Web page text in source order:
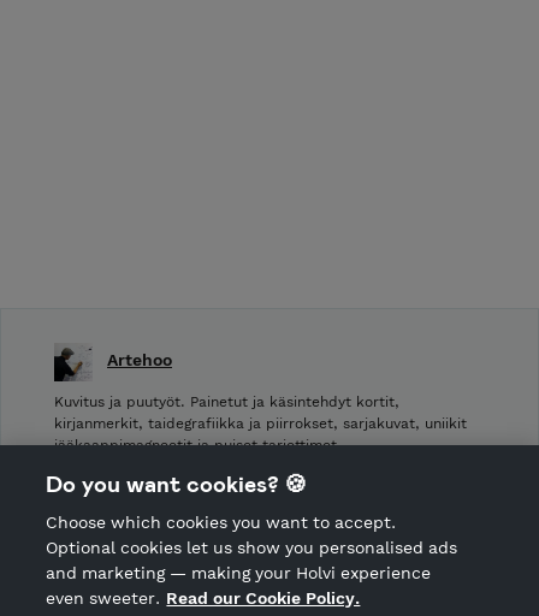
Artehoo
Kuvitus ja puutyöt. Painetut ja käsintehdyt kortit,
kirjanmerkit, taidegrafiikka ja piirrokset, sarjakuvat, uniikit
jääkaappimagneetit ja puiset tarjottimet.
Shop Terms and Conditions
CANCEL ORDER
Do you want cookies? 🍪
Choose which cookies you want to accept.
Optional cookies let us show you personalised ads
and marketing — making your Holvi experience
even sweeter. Read our Cookie Policy.